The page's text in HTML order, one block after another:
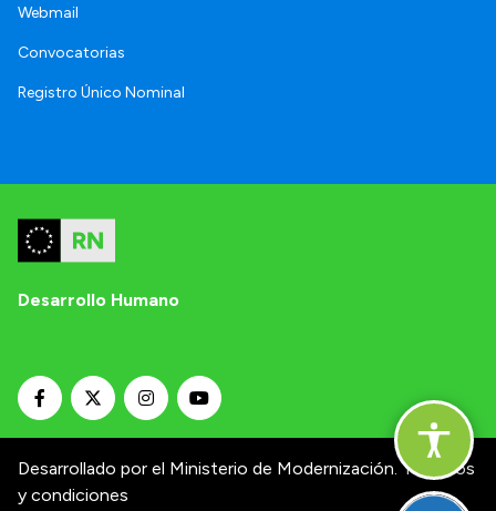
Webmail
Convocatorias
Registro Único Nominal
Desarrollo Humano
Desarrollado por el Ministerio de Modernización. Términos
y condiciones